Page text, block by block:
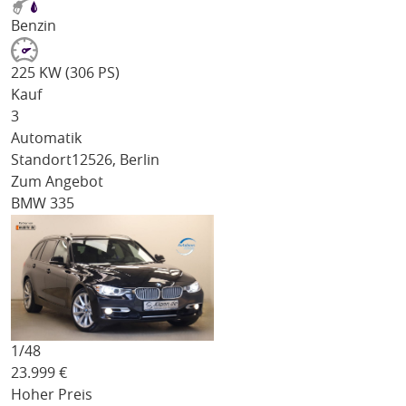
Benzin
225 KW (306 PS)
Kauf
3
Automatik
Standort12526, Berlin
Zum Angebot
BMW 335
1/48
23.999 €
Hoher Preis